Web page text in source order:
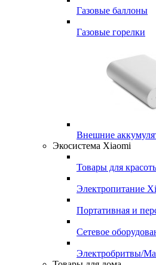
Газовые баллоны
Газовые горелки
Внешние
Экосистема Xiaomi
Товары для
Электропитание
Портативная и
Сетевое
Электробритвы/